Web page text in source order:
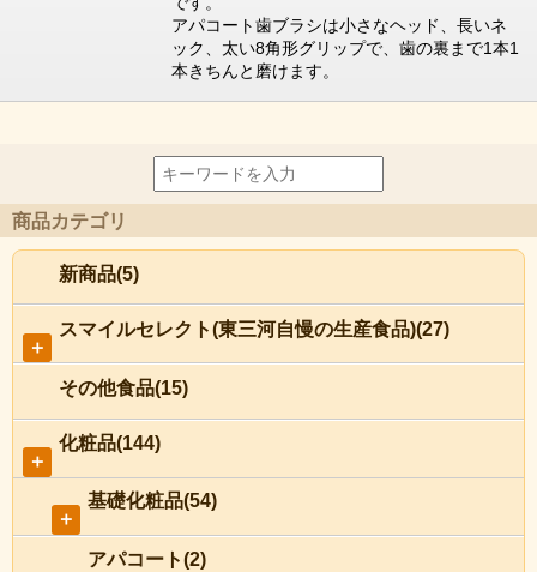
アパコート歯ブラシは小さなヘッド、長いネ
ック、太い8角形グリップで、歯の裏まで1本1
本きちんと磨けます。
商品カテゴリ
新商品(5)
＋
スマイルセレクト(東三河自慢の生産食品)(27)
その他食品(15)
＋
化粧品(144)
＋
基礎化粧品(54)
アパコート(2)